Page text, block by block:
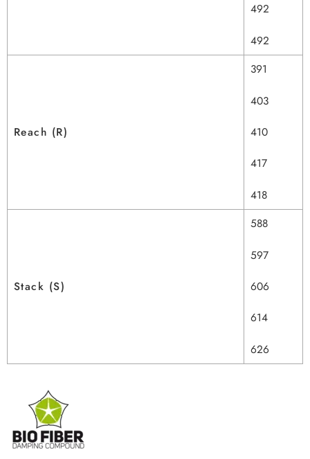
492
492
Reach (R)
391
403
410
417
418
Stack (S)
588
597
606
614
626